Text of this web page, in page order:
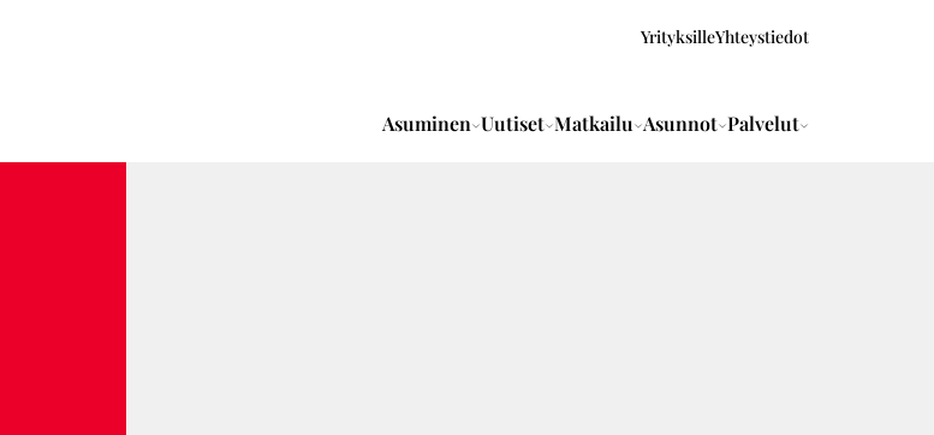
YrityksilleYhteystiedot
Asuminen Uutiset Matkailu Asunnot Palvelut